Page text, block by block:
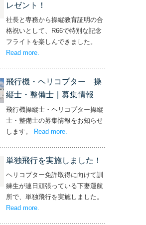
レゼント！
社長と専務から操縦教育証明の合
格祝いとして、R66で特別な記念
フライトを楽しんできました。
Read more– ‘社長と専務からの嬉しいプレゼン
.
飛行機・ヘリコプター 操
縦士・整備士｜募集情報
飛行機操縦士・ヘリコプター操縦
士・整備士の募集情報をお知らせ
します。
Read more
単独飛行を実施しました！
ヘリコプター免許取得に向けて訓
練生が連日頑張っている下妻運航
所で、単独飛行を実施しました。
Read more– ‘単独飛行を実施しました！’
.